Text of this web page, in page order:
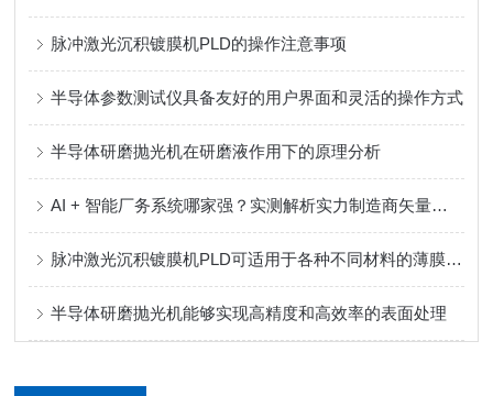
脉冲激光沉积镀膜机PLD的操作注意事项
半导体参数测试仪具备友好的用户界面和灵活的操作方式
半导体研磨抛光机在研磨液作用下的原理分析
AI + 智能厂务系统哪家强？实测解析实力制造商矢量科学核心优势
脉冲激光沉积镀膜机PLD可适用于各种不同材料的薄膜沉积
半导体研磨抛光机能够实现高精度和高效率的表面处理